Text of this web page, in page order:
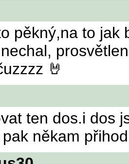
pěkný,na to jak
🤘
ten dos.i dos
někam